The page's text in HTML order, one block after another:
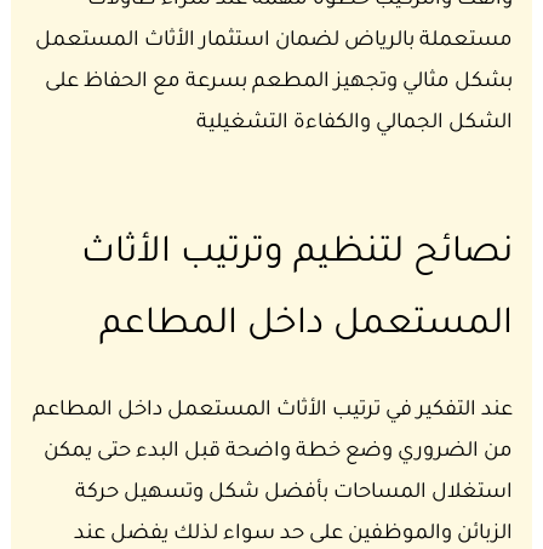
مستعملة بالرياض لضمان استثمار الأثاث المستعمل
بشكل مثالي وتجهيز المطعم بسرعة مع الحفاظ على
الشكل الجمالي والكفاءة التشغيلية
نصائح لتنظيم وترتيب الأثاث
المستعمل داخل المطاعم
عند التفكير في ترتيب الأثاث المستعمل داخل المطاعم
من الضروري وضع خطة واضحة قبل البدء حتى يمكن
استغلال المساحات بأفضل شكل وتسهيل حركة
الزبائن والموظفين على حد سواء لذلك يفضل عند